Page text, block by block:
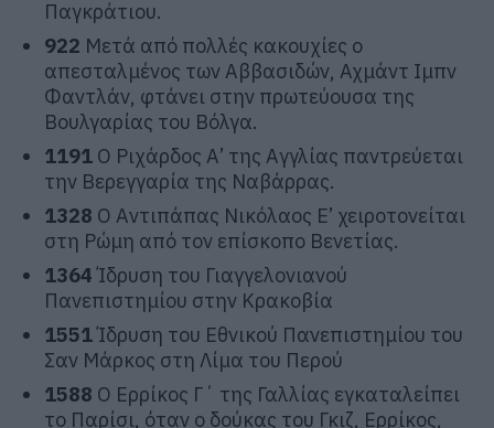
Παγκράτιου.
922 Μετά από πολλές κακουχίες ο
απεσταλμένος των Αββασιδών, Αχμάντ Ιμπν
Φαντλάν, φτάνει στην πρωτεύουσα της
Βουλγαρίας του Βόλγα.
1191 Ο Ριχάρδος Α’ της Αγγλίας παντρεύεται
την Βερεγγαρία της Ναβάρρας.
1328 Ο Αντιπάπας Νικόλαος Ε’ χειροτονείται
στη Ρώμη από τον επίσκοπο Βενετίας.
1364Ίδρυση του Γιαγγελονιανού
Πανεπιστημίου στην Κρακοβία
1551Ίδρυση του Εθνικού Πανεπιστημίου του
Σαν Μάρκος στη Λίμα του Περού
1588 Ο Ερρίκος Γ΄ της Γαλλίας εγκαταλείπει
το Παρίσι, όταν ο δούκας του Γκιζ, Ερρίκος,